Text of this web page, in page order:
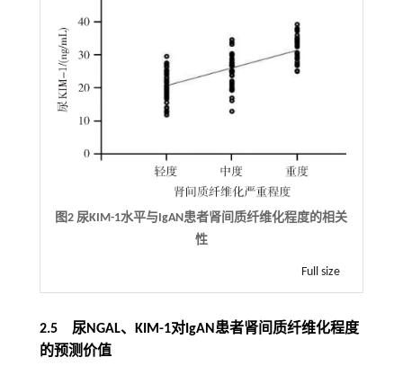
图2 尿KIM-1水平与IgAN患者肾间质纤维化程度的相关
性
Full size
2.5 尿NGAL、KIM-1对IgAN患者肾间质纤维化程度
的预测价值